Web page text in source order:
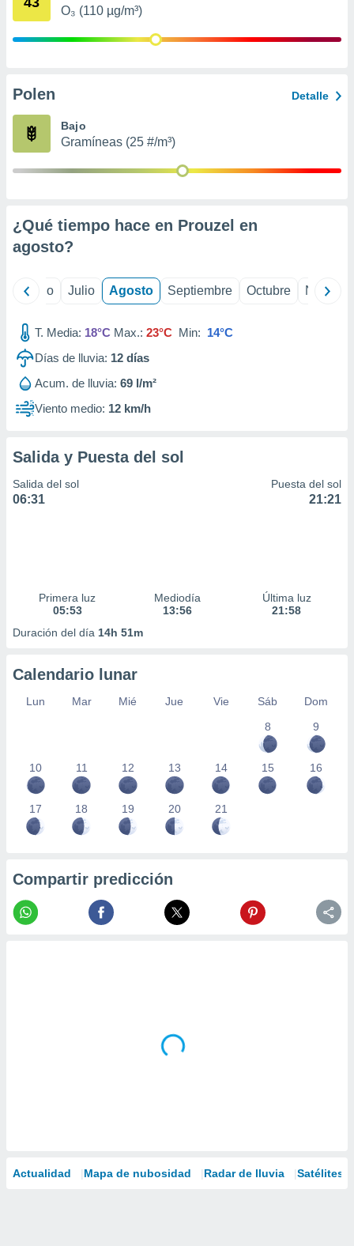
publicidad
de
1199
O₃ (110 µg/m³)
Polen Detalle
Bajo
Gramíneas (25 #/m³)
¿Qué tiempo hace en Prouzel en
agosto?
Junio Julio Agosto Septiembre Octubre
T. Media: 18°C Max.: 23°C Min: 14°C
Días de lluvia: 12 días
Acum. de lluvia: 69 l/m²
Viento medio: 12 km/h
Salida y Puesta del sol
Salida del sol
06:31
Puesta del sol
21:21
Primera luz
05:53
Mediodía
13:56
Última luz
21:58
Duración del día 14h 51m
Calendario lunar
Lun Mar Mié Jue Vie Sáb
Dom
8
9
10 11 12 13 14 15 16
17 18 19 20 21
Compartir predicción
Actualidad Mapa de nubosidad Radar de lluvia Satélites